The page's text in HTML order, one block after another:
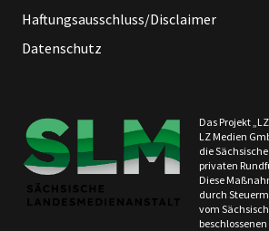
Haftungsausschluss/Disclaimer
Datenschutz
Das Projekt
LZ Medien
die
privaten
Diese
durch
vom